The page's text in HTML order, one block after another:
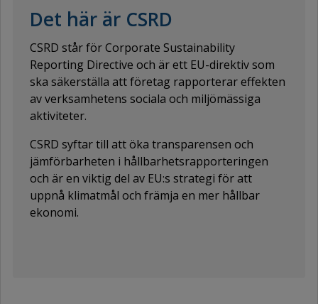
Det här är CSRD
CSRD står för Corporate Sustainability
Reporting Directive och är ett EU-direktiv som
ska säkerställa att företag rapporterar effekten
av verksamhetens sociala och miljömässiga
aktiviteter.
CSRD syftar till att öka transparensen och
jämförbarheten i hållbarhetsrapporteringen
och är en viktig del av EU:s strategi för att
uppnå klimatmål och främja en mer hållbar
ekonomi.